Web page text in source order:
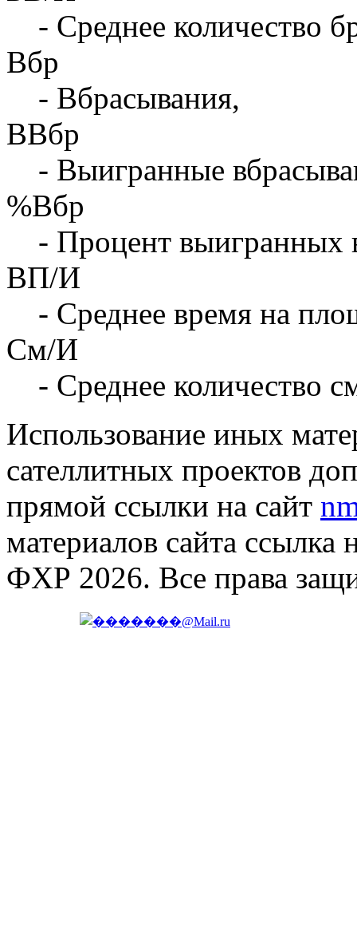
- Среднее количество
Вбр
- Вбрасывания,
ВВбр
- Выигранные
%Вбр
- Процент выигранных
ВП/И
- Среднее время на
См/И
- Среднее количество
Использование иных
сателлитных проектов
прямой ссылки на сайт
материалов сайта ссылка
ФХР 2026. Все права